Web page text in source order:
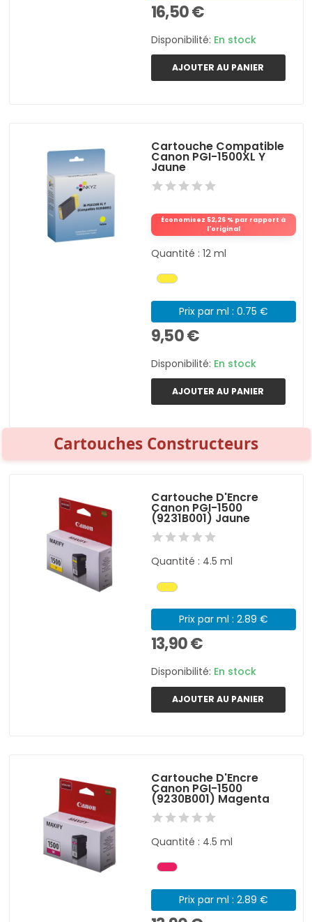
16,50 €
Disponibilité: En stock
AJOUTER AU PANIER
Cartouche Compatible
Canon PGI-1500XL Y
Jaune
Économisez 52,26 % par rapport à
l'original
Quantité : 12 ml
Prix par ml : 0.75 €
9,50 €
Disponibilité: En stock
AJOUTER AU PANIER
Cartouches Constructeurs
Cartouche D'Encre
Canon PGI-1500
(9231B001) Jaune
Quantité : 4.5 ml
Prix par ml : 2.89 €
13,90 €
Disponibilité: En stock
AJOUTER AU PANIER
Cartouche D'Encre
Canon PGI-1500
(9230B001) Magenta
Quantité : 4.5 ml
Prix par ml : 2.89 €